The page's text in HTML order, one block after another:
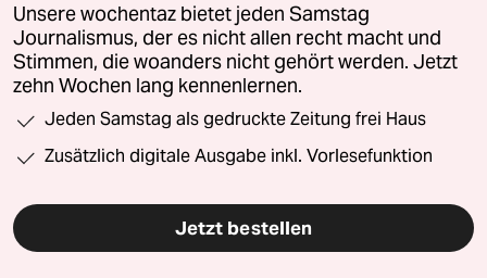
Unsere wochentaz bietet jeden Samstag
Journalismus, der es nicht allen recht macht und
Stimmen, die woanders nicht gehört werden. Jetzt
zehn Wochen lang kennenlernen.
Jeden Samstag als gedruckte Zeitung frei Haus
Zusätzlich digitale Ausgabe inkl. Vorlesefunktion
Jetzt bestellen